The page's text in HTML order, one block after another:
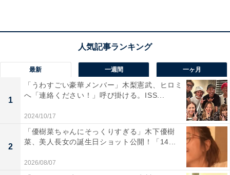
最新 一週間 一ヶ月
1
「うわすごい豪華メンバー」木梨憲武、ヒロミ
へ「連絡ください！」呼び掛ける。ISS...
2024/10/17
2
「優樹菜ちゃんにそっくりすぎる」木下優樹
菜、美人長女の誕生日ショット公開！「14...
2026/08/07